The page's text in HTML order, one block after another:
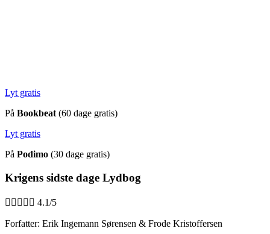
Lyt gratis
På Bookbeat (60 dage gratis)
Lyt gratis
På Podimo (30 dage gratis)
Krigens sidste dage Lydbog
     4.1/5
Forfatter: Erik Ingemann Sørensen & Frode Kristoffersen